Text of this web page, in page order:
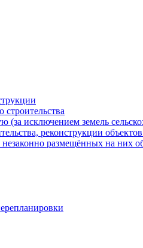
(за исключением земель
реконструкции
размещённых на них